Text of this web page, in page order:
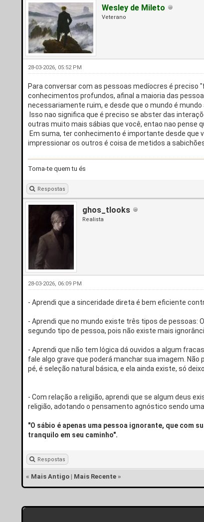
Wesley de Mileto
Veterano
28-03-2026, 05:52 PM
Para conversar com as pessoas medíocres é preciso
conhecimentos profundos, afinal a maioria das
necessariamente ruim, e desde que o mundo é
Isso nao significa que é preciso se abster das
outras muito mais sábias que você, entao nao pense
Em suma, ter conhecimento é importante desde que
impressionar os outros é coisa de metidos a
Torna-te quem tu és
Respostas
ghos_tlooks
Realista
28-03-2026, 06:09 PM
- Aprendi que a sinceridade direta é bem eficiente
- Aprendi que no mundo existe três tipos de pessoas:
segundo tipo de pessoa, pois não existe mais
- Aprendi que não tem lógica dá ouvidos a algum
fale algo grave que poderá manchar sua imagem.
pé, é seleção natural básica, e ela ainda existe, só
- Com relação a religião, aprendi que se algum deus
religião, adotando o pensamento agnóstico sendo
"O sábio é apenas uma pessoa ignorante, que com
tranquilo em seu caminho".
Respostas
« Mais Antigo | Mais Recente »